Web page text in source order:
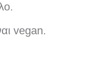
vegan.